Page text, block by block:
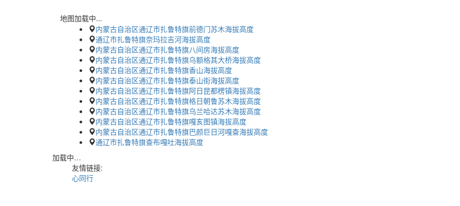
地图加载中...
内蒙古自治区通辽市扎鲁特旗前德门苏木海拔高度
通辽市扎鲁特旗奈玛拉吉河海拔高度
内蒙古自治区通辽市扎鲁特旗八间房海拔高度
内蒙古自治区通辽市扎鲁特旗乌额格其大桥海拔高度
内蒙古自治区通辽市扎鲁特旗香山海拔高度
内蒙古自治区通辽市扎鲁特旗泰山街海拔高度
内蒙古自治区通辽市扎鲁特旗阿日昆都楞镇海拔高度
内蒙古自治区通辽市扎鲁特旗格日朝鲁苏木海拔高度
内蒙古自治区通辽市扎鲁特旗乌兰哈达苏木海拔高度
内蒙古自治区通辽市扎鲁特旗嘎亥图镇海拔高度
内蒙古自治区通辽市扎鲁特旗巴颜巨日河嘎查海拔高度
通辽市扎鲁特旗查布嘎吐海拔高度
加载中…
友情链接:
心同行